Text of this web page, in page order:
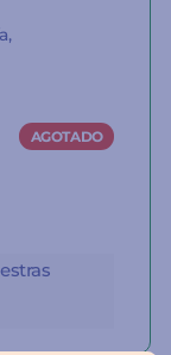
AGOTADO